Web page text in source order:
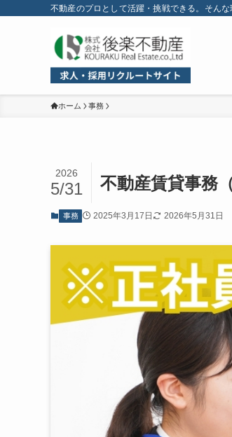
不動産のプロとして活躍・挑戦できる。そんな
ホーム 事務
不動産賃貸事務
2026
5/31
事務 2025年3月17日 2026年5月31日